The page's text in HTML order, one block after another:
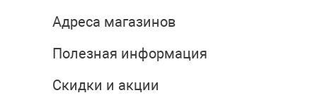
Адреса магазинов
Полезная информация
Скидки и акции